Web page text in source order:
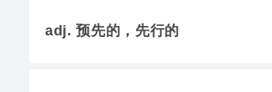
adj. 预先的，先行的